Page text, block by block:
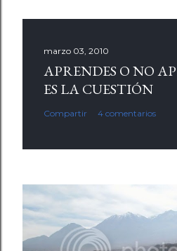
marzo 03, 2010
APRENDES O NO
ES LA CUESTIÓN
Compartir 4 comentarios